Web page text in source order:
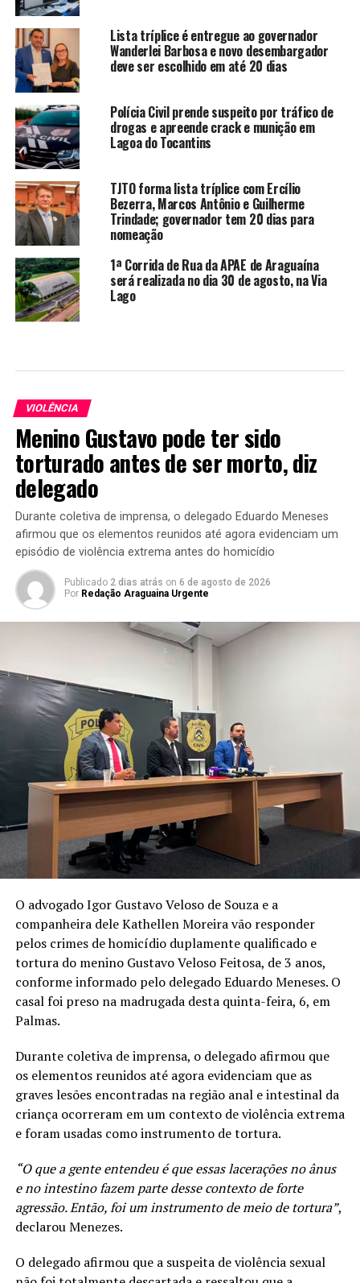
Lista tríplice é entregue ao governador
Wanderlei Barbosa e novo desembargador
deve ser escolhido em até 20 dias
Polícia Civil prende suspeito por tráfico de
drogas e apreende crack e munição em
Lagoa do Tocantins
TJTO forma lista tríplice com Ercílio
Bezerra, Marcos Antônio e Guilherme
Trindade; governador tem 20 dias para
nomeação
1ª Corrida de Rua da APAE de Araguaína
será realizada no dia 30 de agosto, na Via
Lago
VIOLÊNCIA
Menino Gustavo pode ter sido
torturado antes de ser morto, diz
delegado
Durante coletiva de imprensa, o delegado Eduardo Meneses
afirmou que os elementos reunidos até agora evidenciam um
episódio de violência extrema antes do homicídio
Publicado 2 dias atrás on 6 de agosto de 2026
Por Redação Araguaina Urgente
O advogado Igor Gustavo Veloso de Souza e a
companheira dele Kathellen Moreira vão responder
pelos crimes de homicídio duplamente qualificado e
tortura do menino Gustavo Veloso Feitosa, de 3 anos,
conforme informado pelo delegado Eduardo Meneses. O
casal foi preso na madrugada desta quinta-feira, 6, em
Palmas.
Durante coletiva de imprensa, o delegado afirmou que
os elementos reunidos até agora evidenciam que as
graves lesões encontradas na região anal e intestinal da
criança ocorreram em um contexto de violência extrema
e foram usadas como instrumento de tortura.
“O que a gente entendeu é que essas lacerações no ânus
e no intestino fazem parte desse contexto de forte
agressão. Então, foi um instrumento de meio de tortura”,
declarou Menezes.
O delegado afirmou que a suspeita de violência sexual